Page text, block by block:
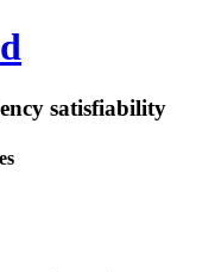
satisfiability